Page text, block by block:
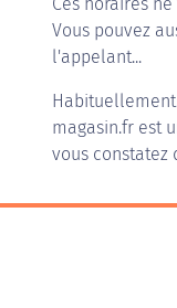
Vous pouvez
l'appelant...
Habituellement
magasin.fr est
vous constatez